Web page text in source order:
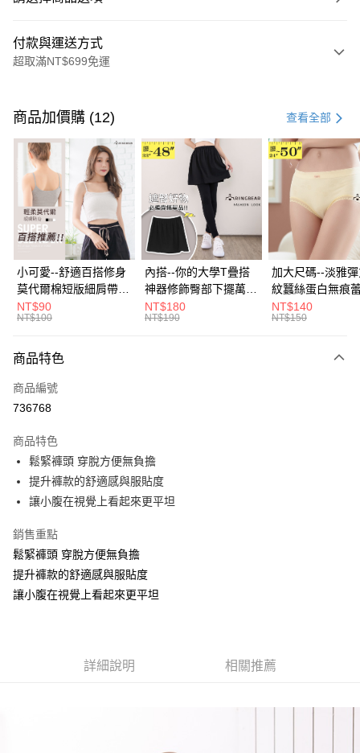
付款與運送方式
超取滿NT$699免運
信用卡一次付款
超商取貨付款
LINE Pay
Apple Pay
街口支付
悠遊付
Google Pay
全盈+PAY
大哥付你分期
【大哥付你分期使用說明】
1.本服務由台灣大哥大提供，台灣大哥大用戶可立即使用無須另外申請。
流程，驗證手機門號後，選擇欲分期的期數、繳款截止日，確認付款後即完
成交易。
3.實際核准額度、可分期數及費用金額請依後續交易確認頁面所載為準。
4.訂單成立30分鐘內，如未前往確認交易或遇審核未通過，訂單將自動取
法說明評估內容。
1.分期款項不併入電信帳單，「大哥付你分期」於每月結算日後寄送繳費提
醒簡訊。
帳／街口支付／iPASS MONEY」等通路繳費。
2.基於同意付款使用「大哥付你分期」之契約關係目的，商店將以您的個人
https://oppay.tw/userRule
AFTEE先享後付
【關於「AFTEE先享後付」】
AFTEE先享後付是「在收到商品之後才付款」的支付方式。 讓您購物簡單
便利好安心！
１．簡單：不需註冊會員、不需綁卡、不需儲值。
２．便利：只要手機號碼，簡訊認證，即可結帳。
【「AFTEE先享後付」結帳流程】
１．於結帳方式選擇「AFTEE先享後付」後，將跳轉至「AFTEE先享後付」
結帳頁面，進行簡訊認證並確認金額後，即可完成結帳。
３．收到繳費通知簡訊後14天內，點擊此簡訊中的連結，可透過四大超商／
後付繳納相關費用。
※ 交易是否成功請以「AFTEE先享後付 」之結帳頁面顯示為準，若有關於
ATM付款
每筆NT$70，滿NT$699(含以上)免運費
付款後全家取貨
每筆NT$70，滿NT$699(含以上)免運費
付款後7-11取貨
商品加價購 (12) 查看全部
小可愛--舒適百搭修身
莫代爾棉短版細肩帶素
色背心(白.黑.灰L-2L)-
U582眼圈熊中大尺碼
NT$90
NT$100
內搭--你的大學T疊搭
神器修飾臀部下擺萬用
內搭裙/遮臀裙(黑2L-
6L)-Q155眼圈熊中大
NT$180
NT$190
加大尺碼--淡雅
紋蠶絲蛋白無痕
角內褲(白.粉.藍.
3L)-L28眼圈熊中
NT$140
NT$150
商品特色
商品編號
736768
商品特色
鬆緊褲頭 穿脫方便無負擔
提升褲款的舒適感與服貼度
讓小腹在視覺上看起來更平坦
銷售重點
鬆緊褲頭 穿脫方便無負擔
提升褲款的舒適感與服貼度
讓小腹在視覺上看起來更平坦
詳細說明 相關推薦